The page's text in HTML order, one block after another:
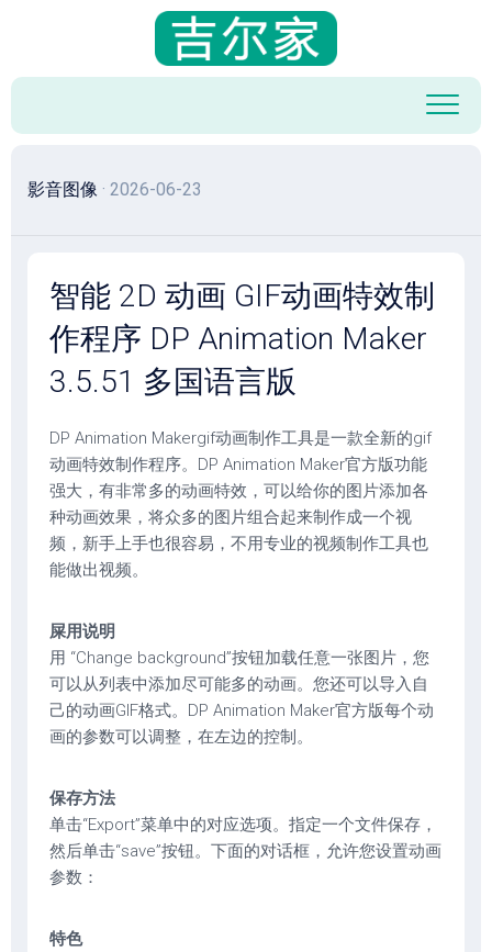
容
影音图像 · 2026-06-23
智能 2D 动画 GIF动画特效制
作程序 DP Animation Maker
3.5.51 多国语言版
DP Animation Makergif动画制作工具是一款全新的gif
动画特效制作程序。DP Animation Maker官方版功能
强大，有非常多的动画特效，可以给你的图片添加各
种动画效果，将众多的图片组合起来制作成一个视
频，新手上手也很容易，不用专业的视频制作工具也
能做出视频。
屎用说明
用 “Change background”按钮加载任意一张图片，您
可以从列表中添加尽可能多的动画。您还可以导入自
己的动画GIF格式。DP Animation Maker官方版每个动
画的参数可以调整，在左边的控制。
保存方法
单击“Export”菜单中的对应选项。指定一个文件保存，
然后单击“save”按钮。下面的对话框，允许您设置动画
参数：
特色